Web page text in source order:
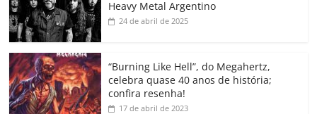
k ss
o
m
Heavy Metal Argentino
24 de abril de 2025
“Burning Like Hell”, do Megahertz,
celebra quase 40 anos de história;
confira resenha!
17 de abril de 2023